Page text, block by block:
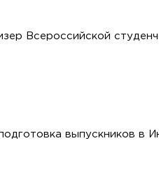
Всероссийской
выпускников в